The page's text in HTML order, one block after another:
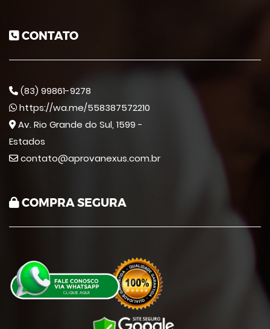
CONTATO
(83) 99861-9278
https://wa.me/558387572210
Av. Rio Grande do Sul, 1599 -
Estados
contato@aprovanexus.com.br
COMPRA SEGURA